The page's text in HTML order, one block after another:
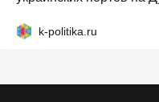
k-politika.ru